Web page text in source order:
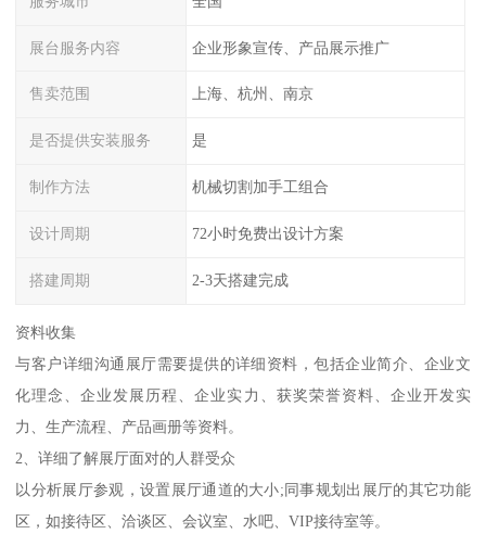
展台服务内容 企业形象宣传、产品展示推广
售卖范围 上海、杭州、南京
是否提供安装服务 是
制作方法 机械切割加手工组合
设计周期 72小时免费出设计方案
搭建周期 2-3天搭建完成
资料收集
与客户详细沟通展厅需要提供的详细资料，包括企业简介、企业文
化理念、企业发展历程、企业实力、获奖荣誉资料、企业开发实
力、生产流程、产品画册等资料。
2、详细了解展厅面对的人群受众
以分析展厅参观，设置展厅通道的大小;同事规划出展厅的其它功能
区，如接待区、洽谈区、会议室、水吧、VIP接待室等。